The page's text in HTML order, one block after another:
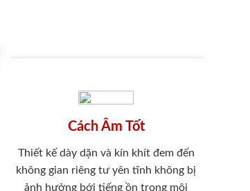
Cách Âm Tốt
Thiết kế dày dặn và kín khít đem đến
không gian riêng tư yên tĩnh không bị
ảnh hưởng bới tiếng ồn trong môi